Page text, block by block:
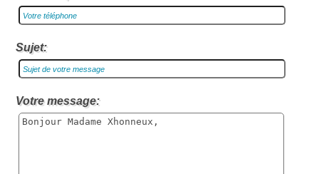
Sujet:
Votre message: